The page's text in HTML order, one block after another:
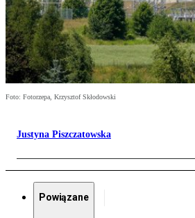
Foto: Fotorzepa, Krzysztof Skłodowski
Justyna Piszczatowska
Powiązane